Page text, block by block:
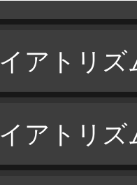
イアトリズ
イアトリズ